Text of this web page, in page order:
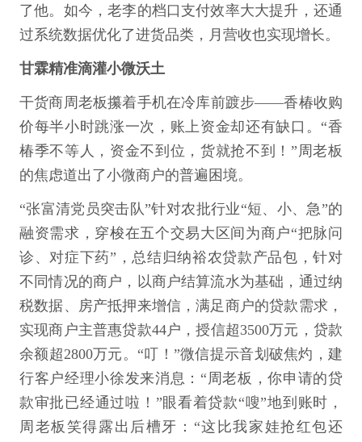
了他。如今，老李的档口支付效率大大提升，还通
过系统数据优化了进货品类，月营收也实现增长。
甘霖精准滴灌小微沃土
干货商周老板攥着手机在冷库前踱步——香椿收购
价每半小时跳涨一次，账上资金却还有缺口。“香
椿季不等人，资金不到位，货就抢不到！”周老板
的焦虑道出了小微商户的普遍困境。
“张富清党员突击队”针对农批行业“短、小、急”的
融资需求，穿梭在五个交易大区间为商户“把脉问
诊、对症下药”，总结归纳裕农贷款产品包，针对
不同情况的商户，以商户结算流水为基础，通过纳
税数据、房产抵押来增信，满足商户的贷款需求，
实现商户主普惠贷款44户，授信超3500万元，贷款
余额超2800万元。“叮！”微信提示音划破焦灼，建
行客户经理小徐发来消息：“周老板，你申请的贷
款审批已经通过啦！”眼看着贷款“嗖”地到账时，
周老板笑得露出后槽牙：“这比我家娃抢红包还